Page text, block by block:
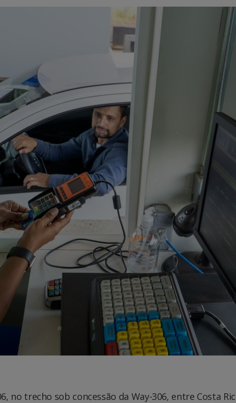
no trecho sob concessão da Way-306, entre Costa